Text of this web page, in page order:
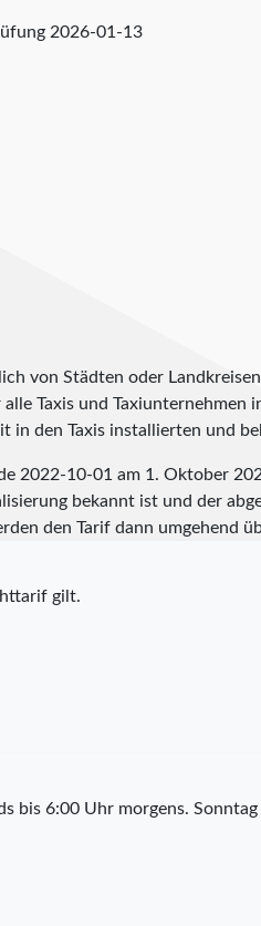
2026-01-13
von Städten oder
Taxis und
den Taxis installierten und
2022-10-01 am 1. Oktober
bekannt ist und der
den Tarif dann umgehend
gilt.
bis 6:00 Uhr morgens. Sonntag